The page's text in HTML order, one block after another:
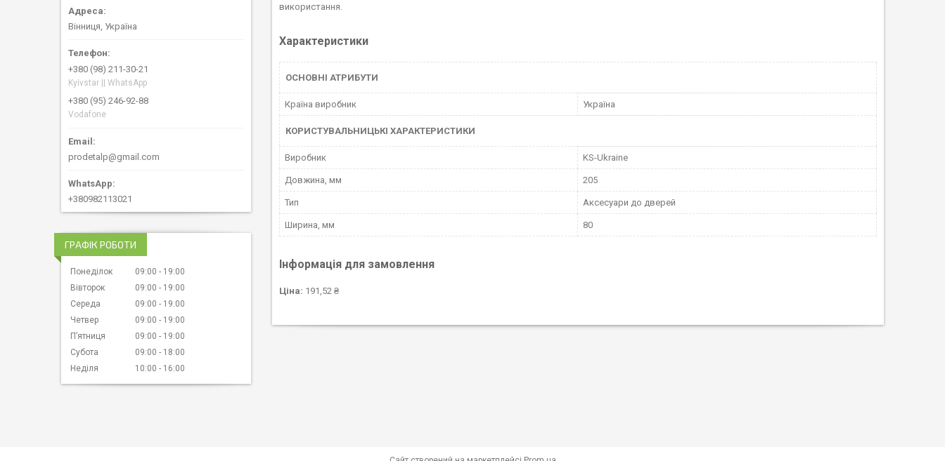
використання.
Характеристики
ОСНОВНІ АТРИБУТИ
Країна виробник Україна
КОРИСТУВАЛЬНИЦЬКІ ХАРАКТЕРИСТИКИ
Виробник KS-Ukraine
Довжина, мм 205
Тип Аксесуари до дверей
Ширина, мм 80
Інформація для замовлення
Ціна: 191,52 ₴
Вінниця, Україна
+380 (98) 211-30-21
Kyivstar || WhatsApp
+380 (95) 246-92-88
Vodafone
prodetalp@gmail.com
+380982113021
ГРАФІК РОБОТИ
Понеділок 09:00
19:00
Вівторок
09:00
19:00
Середа
09:00
19:00
Четвер
09:00
19:00
Пʼятниця
09:00
19:00
Субота
09:00
18:00
Неділя
10:00 16:00